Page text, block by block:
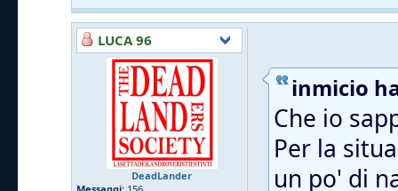
LUCA 96
DeadLander
inmicio
Che io
Per la
un po' di